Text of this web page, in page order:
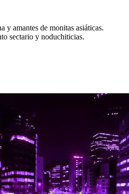
y amantes de monitas asiáticas.
sectario y noduchiticias.